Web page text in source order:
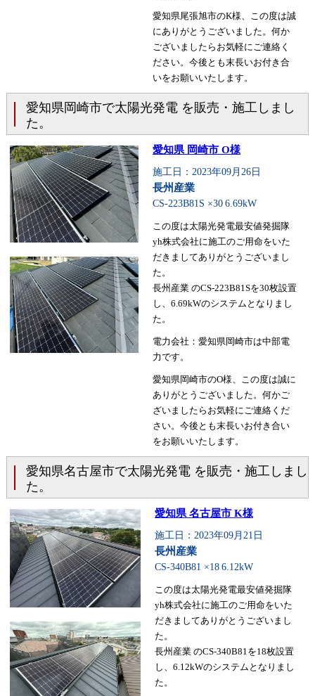
愛知県尾張旭市のK様、この度は誠
にありがとうございました。何か
ございましたらお気軽にご連絡く
ださい。今後とも末長いお付き合
いをお願いいたします。
愛知県岡崎市で太陽光発電 を販売・施工しまし
た。
愛知県 岡崎市 O様
施工日：2023年09月26日
長州産業
CS-223B81S ×30 6.69kW
この度は太陽光発電最安値発掘隊
yh株式会社に施工のご用命をいた
だきましてありがとうございまし
た。
長州産業 のCS-223B81Sを30枚設置
し、6.69kWのシステムとなりまし
た。
電力会社：愛知県岡崎市は中部電
力です。
愛知県岡崎市のO様、この度は誠に
ありがとうございました。何かご
ざいましたらお気軽にご連絡くだ
さい。今後とも末長いお付き合い
をお願いいたします。
愛知県名古屋市で太陽光発電 を販売・施工しまし
た。
愛知県 名古屋市 K様
施工日：2023年09月21日
長州産業
CS-340B81 ×18 6.12kW
この度は太陽光発電最安値発掘隊
yh株式会社に施工のご用命をいた
だきましてありがとうございまし
た。
長州産業 のCS-340B81を18枚設置
し、6.12kWのシステムとなりまし
た。